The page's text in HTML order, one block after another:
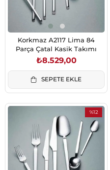
Korkmaz A2117 Lima 84
Parça Çatal Kasik Takımı
₺8.529,00
SEPETE EKLE
%12
İndirim
%12İndirim